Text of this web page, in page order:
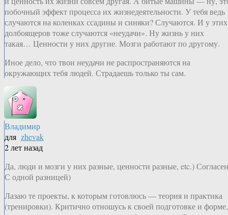
побочный эффект процесса их жизнедеятельности. У тебя ведь
случаются на коленках ссадины и синяки? Случаются. И у этих
долбоящеров тоже случаются «неудачи». Ну жизнь у них
такая… Ценности у них другие. Мозги работают по другому.
Иное дело, что твои неудачи не распространяются на
окружающих тебя людей. Страдаешь только ты сам.
Владимир
для zhevak
2 лет назад
Да, люди и мозги у них разные, ценности разные, etc.)
С одной разницей)
Лазаю те проекты, к которым готовлюсь — теория и практика
(тренировки). Критично отношусь к своей подготовке и форме,